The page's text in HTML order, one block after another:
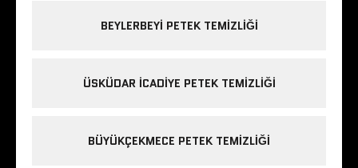
BEYLERBEYI PETEK TEMIZLIĞI
ÜSKÜDAR ICADIYE PETEK TEMIZLIĞI
BÜYÜKÇEKMECE PETEK TEMIZLIĞI